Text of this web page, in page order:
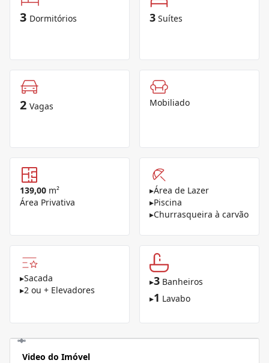
3 Dormitórios 3 Suítes
2 Vagas Mobiliado
139,00 m²
Área Privativa
▸Área de Lazer
▸Piscina
▸Churrasqueira à carvão
▸Sacada
▸2 ou + Elevadores
▸3 Banheiros
▸1 Lavabo
Video do Imóvel